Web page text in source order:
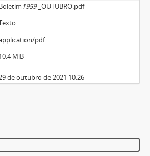
1959-_OUTUBRO.pdf
pdf
MiB
de outubro de 2021 10:26